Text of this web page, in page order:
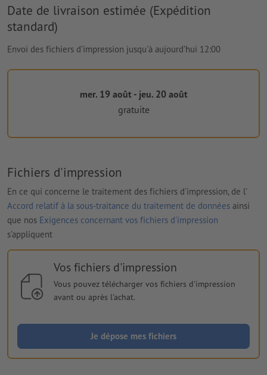
Date de livraison estimée (Expédition
standard)
Envoi des fichiers d'impression jusqu'à aujourd’hui 12:00
mer. 19 août - jeu. 20 août
gratuite
Fichiers d'impression
En ce qui concerne le traitement des fichiers d'impression, de l'
Accord relatif à la sous-traitance du traitement de données ainsi
que nos Exigences concernant vos fichiers d'impression
s'appliquent
Vos fichiers d'impression
Vous pouvez télécharger vos fichiers d'impression
avant ou après l'achat.
Je dépose mes fichiers